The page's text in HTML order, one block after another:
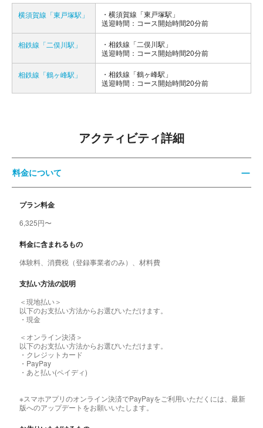
横須賀線「東戸塚駅」
横須賀線「東戸塚駅」
送迎時間：コース開始時間20分前
相鉄線「二俣川駅」
相鉄線「二俣川駅」
送迎時間：コース開始時間20分前
相鉄線「鶴ヶ峰駅」
相鉄線「鶴ヶ峰駅」
送迎時間：コース開始時間20分前
アクティビティ詳細
料金について
プラン料金
6,325円〜
料金に含まれるもの
体験料、消費税（登録事業者のみ）、材料費
支払い方法の説明
＜現地払い＞
以下のお支払い方法からお選びいただけます。
・現金
＜オンライン決済＞
以下のお支払い方法からお選びいただけます。
・クレジットカード
・PayPay
・あと払い(ペイディ)
※スマホアプリのオンライン決済でPayPayをご利用いただくには、最新
版へのアップデートをお願いいたします。